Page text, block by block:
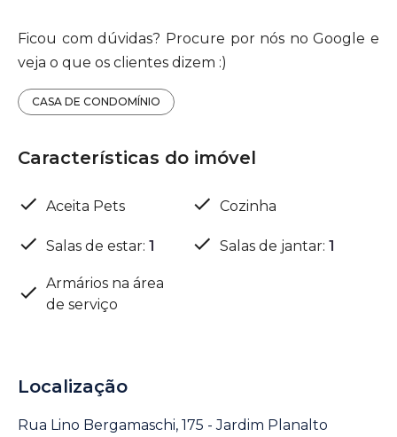
Ficou com dúvidas? Procure por nós no Google e
veja o que os clientes dizem :)
CASA DE CONDOMÍNIO
Características do imóvel
Aceita Pets Cozinha
Salas de estar: 1 Salas de jantar: 1
Armários na área
de serviço
Localização
Rua Lino Bergamaschi, 175 - Jardim Planalto